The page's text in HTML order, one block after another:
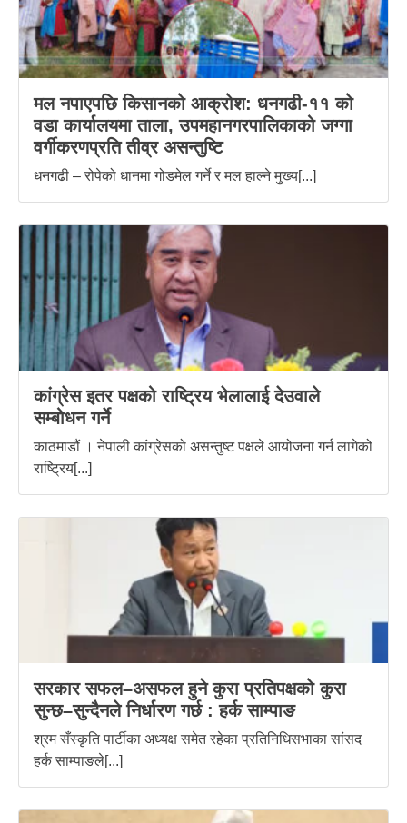
मल नपाएपछि किसानको आक्रोश: धनगढी-११ को
वडा कार्यालयमा ताला, उपमहानगरपालिकाको जग्गा
वर्गीकरणप्रति तीव्र असन्तुष्टि
धनगढी – रोपेको धानमा गोडमेल गर्ने र मल हाल्ने मुख्य[...]
कांग्रेस इतर पक्षको राष्ट्रिय भेलालाई देउवाले
सम्बोधन गर्ने
काठमाडौं । नेपाली कांग्रेसको असन्तुष्ट पक्षले आयोजना गर्न लागेको
राष्ट्रिय[...]
सरकार सफल–असफल हुने कुरा प्रतिपक्षको कुरा
सुन्छ–सुन्दैनले निर्धारण गर्छ : हर्क साम्पाङ
श्रम सँस्कृति पार्टीका अध्यक्ष समेत रहेका प्रतिनिधिसभाका सांसद
हर्क साम्पाङले[...]